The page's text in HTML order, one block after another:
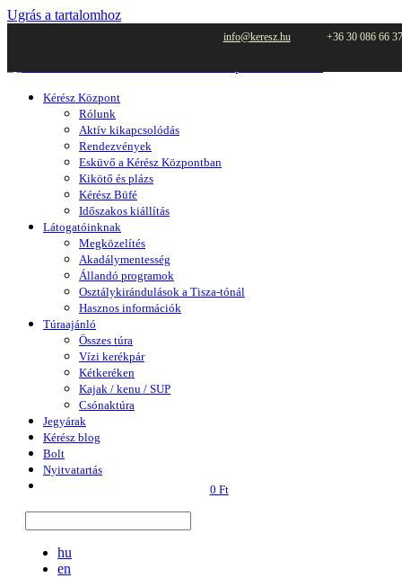
Ugrás a tartalomhoz
info@keresz.hu +36 30 086 66 37
Kérész Központ
Rólunk
Aktív kikapcsolódás
Rendezvények
Esküvő a Kérész Központban
Kikötő és plázs
Kérész Büfé
Időszakos kiállítás
Látogatóinknak
Megközelítés
Akadálymentesség
Állandó programok
Osztálykirándulások a Tisza-tónál
Hasznos információk
Túraajánló
Összes túra
Vízi kerékpár
Kétkeréken
Kajak / kenu / SUP
Csónaktúra
Jegyárak
Kérész blog
Bolt
Nyitvatartás
0 Ft
hu
en